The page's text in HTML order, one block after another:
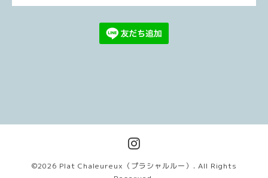
©2026 Plat Chaleureux（プラシャルルー） . All Rights